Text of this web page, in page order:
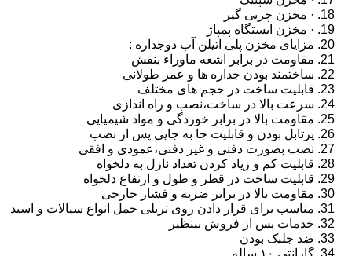
· مخزن چربی گیر
· مخزن ایستگاه پمپاژ
مزایای مخزن پلی اتیلن آب دوجداره :
مقاومت در برابر اشعه ماوراء بنفش
ساختمند بودن جداره ها و عمر طولانی
قابلیت ساخت در حجم های مختلف
سرعت بالا در ساخت،نصب و راه اندازی
مقاومت بالا در برابر خوردگی و مواد شیمیایی
پرتابل بودن و قابلیت جا به جایی پس از نصب
نصب بصورت دفنی و غیر دفنی،عمودی و افقی
قابلیت کم و زیاد کردن تعداد نازل به دلخواه
قابلیت ساخت در قطر و طول و ارتفاع دلخواه
مقاومت بالا در برابر ضربه و فشار خارجی
مناسب برای قرار دادن روی تریلی حمل انواع سیالات و اسید
خدمات پس از فروش بینظیر
ضد جلبک بودن
گارانتی ۱۰ ساله